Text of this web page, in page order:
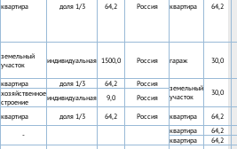
квартира доля 1/3 64,2 Россия квартира 64,2
земельный
участок
индивидуальная 1500,0 Россия гараж 30,0
квартира доля 1/3 64,2 Россия
земельный
участок
30,0
хозяйственное
строение
индивидуальная 9,0
Россия
квартира доля 1/3 64,2 Россия квартира
64,2
- квартира
64,2
квартира
64,2